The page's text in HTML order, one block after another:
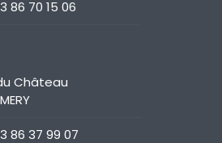
86 70 15 06
Château
86 37 99 07